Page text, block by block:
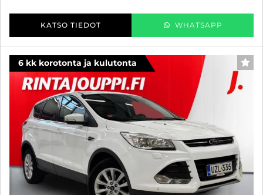
KATSO TIEDOT WHATSAPP
6 kk korotonta ja kulutonta